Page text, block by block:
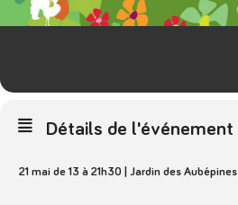
Détails de l'événement
21 mai de 13 à 21h30 | Jardin des Aubépines